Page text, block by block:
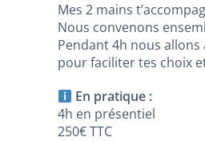
Mes 2 mains
Nous convenons
Pendant 4h nous
pour faciliter tes choix
En pratique :
4h en présentiel
250€ TTC